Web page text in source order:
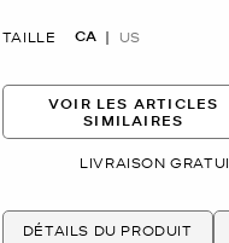
TAILLE CA US
VOIR LES ARTICLES
SIMILAIRES
LIVRAISON
DÉTAILS DU PRODUIT